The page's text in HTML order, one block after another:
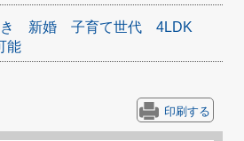
新婚 子育て世代
4LDK
能
印刷する